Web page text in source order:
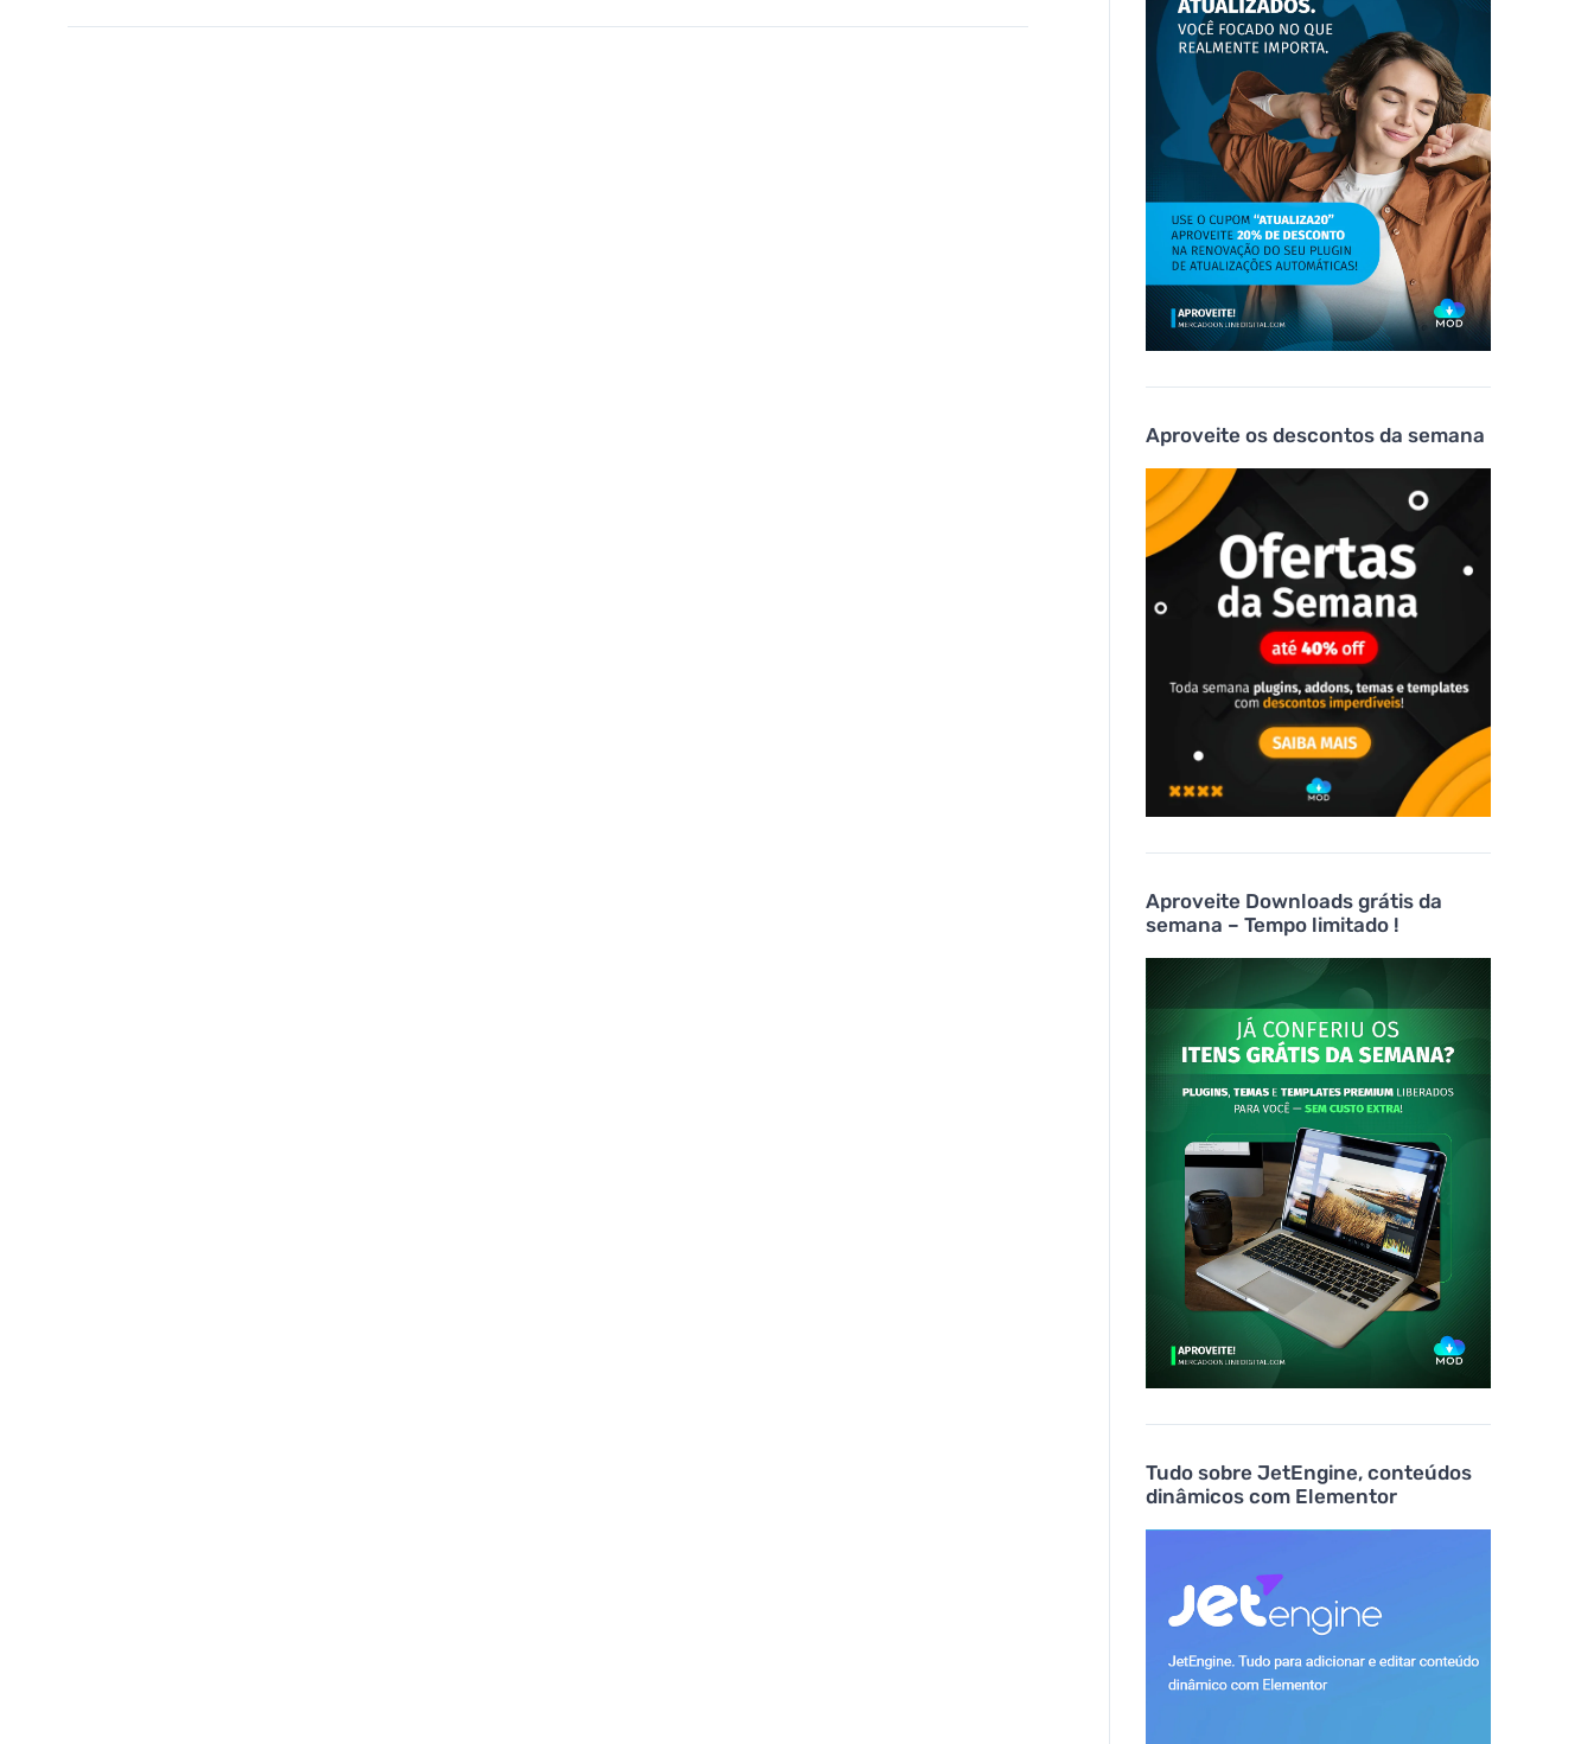
Aproveite os descontos da semana
Aproveite Downloads grátis da
semana – Tempo limitado !
Tudo sobre JetEngine, conteúdos
dinâmicos com Elementor